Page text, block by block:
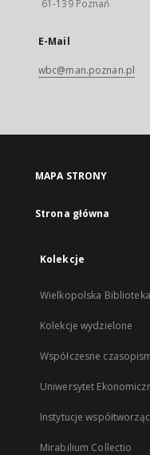
61-139 Poznań
E-Mail
wbc@man.poznan.pl
MAPA STRONY
Strona główna
Kolekcje
Wielkopolska
Kolekcje wydzielone
Współczesne
Uniwersytet
Instytucje
Mirabilium Collectio